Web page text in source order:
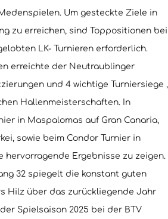
Um gesteckte Ziele in
zu erreichen, sind Toppositionen bei
LK- Turnieren erforderlich.
erreichte der Neutraublinger
und 4 wichtige Turniersiege ,
Hallenmeisterschaften. In
in Maspalomas auf Gran Canaria,
sowie beim Condor Turnier in
hervorragende Ergebnisse zu zeigen.
32 spiegelt die konstant guten
Hilz über das zurückliegende Jahr
Spielsaison 2025 bei der BTV